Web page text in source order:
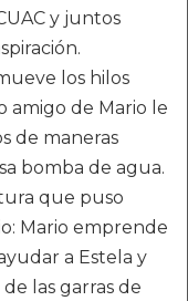
y juntos
los hilos
amigo de Mario le
de maneras
bomba de agua.
que puso
Mario emprende
a Estela y
las garras de